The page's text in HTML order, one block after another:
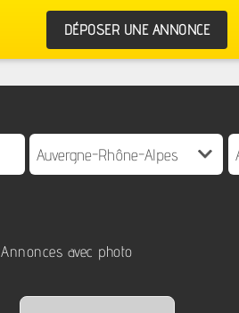
DÉPOSER UNE ANNONCE
Annonces avec photo